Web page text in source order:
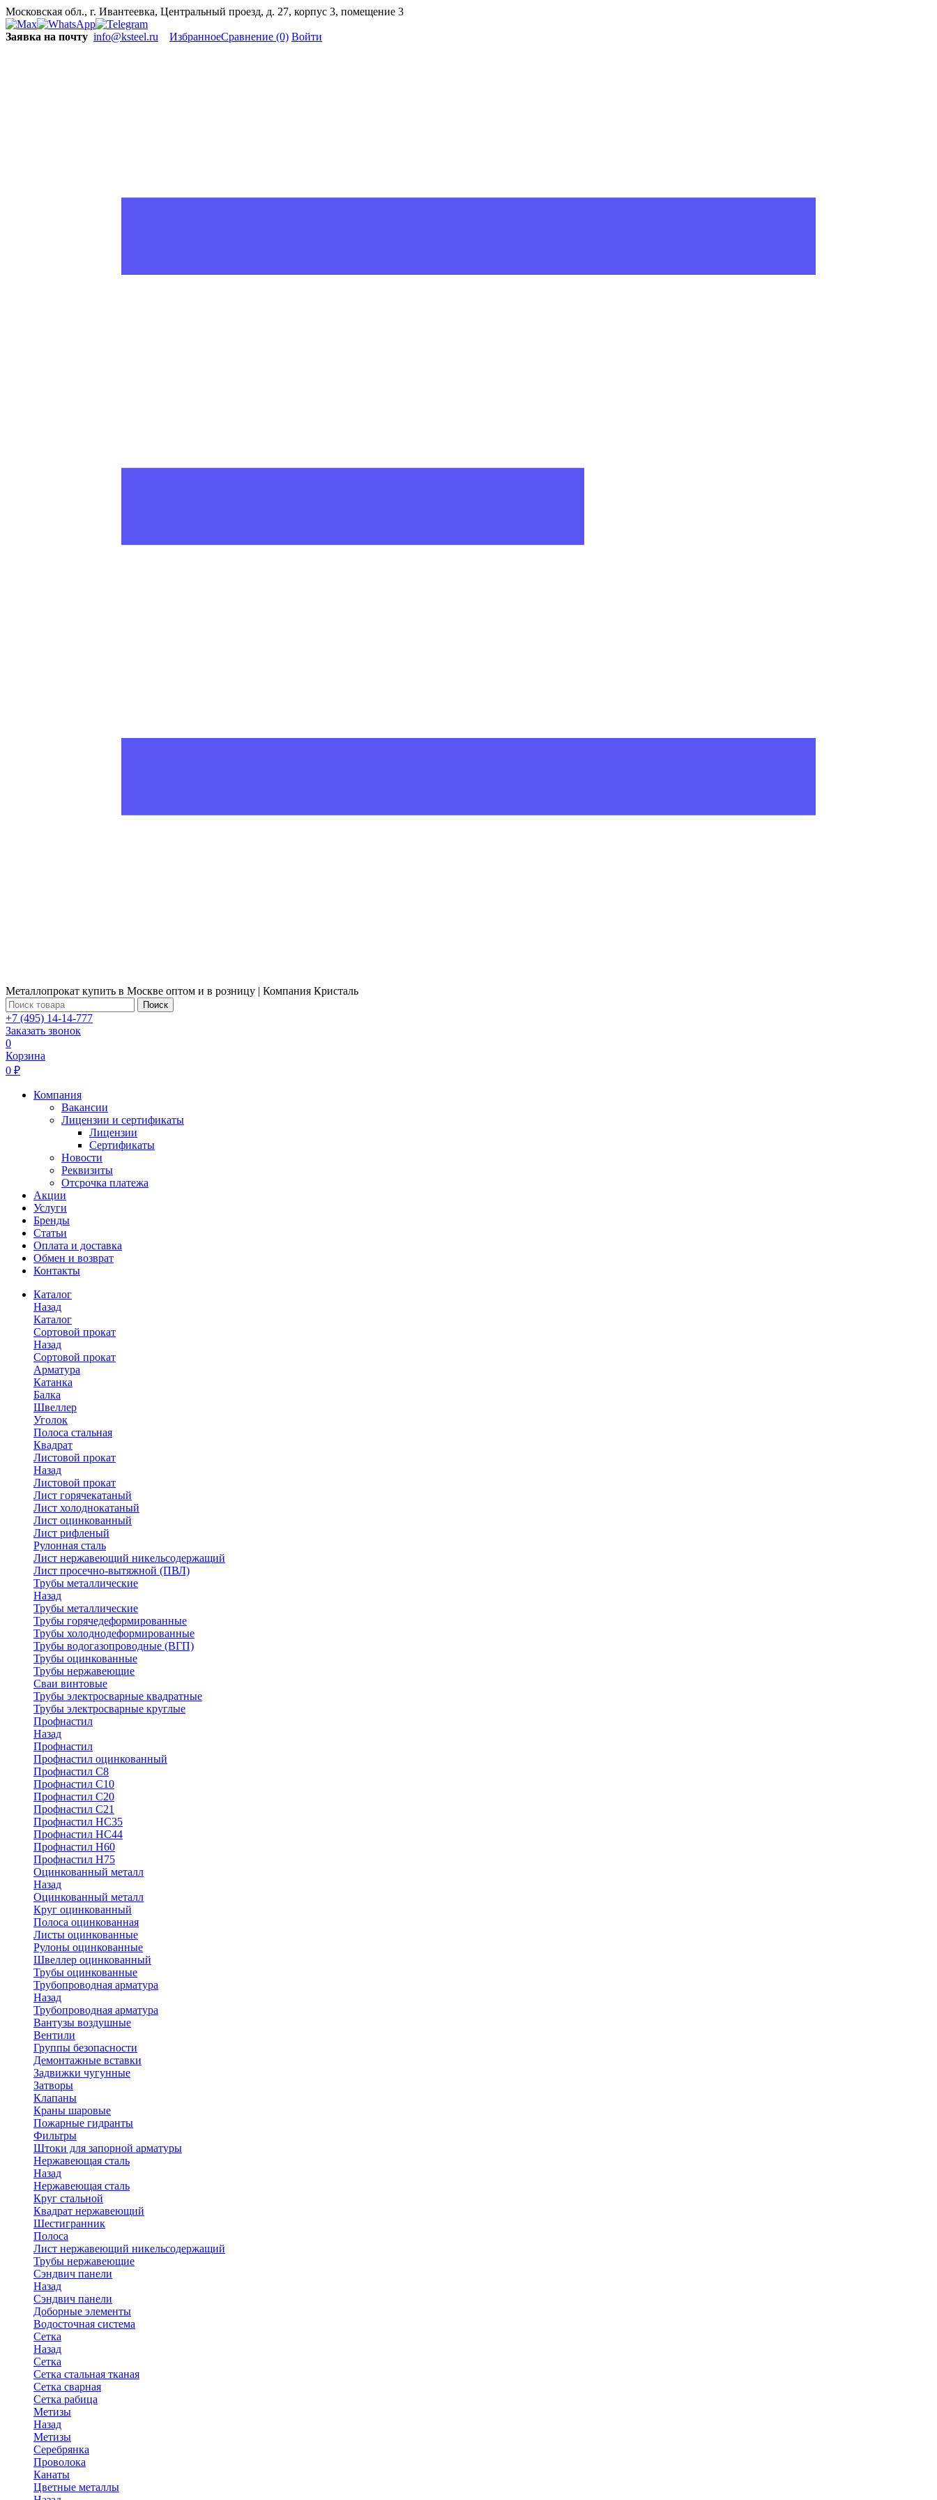
Московская обл., г. Ивантеевка, Центральный проезд, д. 27, корпус 3, помещение 3
Заявка на почту info@ksteel.ru ИзбранноеСравнение (0) Войти
Металлопрокат купить в Москве оптом и в розницу | Компания Кристаль
Поиск
+7 (495) 14-14-777
Заказать звонок
0
Корзина
0 ₽
Компания
Вакансии
Лицензии и сертификаты
Лицензии
Сертификаты
Новости
Реквизиты
Отсрочка платежа
Акции
Услуги
Бренды
Статьи
Оплата и доставка
Обмен и возврат
Контакты
Каталог
Назад
Каталог
Сортовой прокат
Назад
Сортовой прокат
Арматура
Катанка
Балка
Швеллер
Уголок
Полоса стальная
Квадрат
Листовой прокат
Назад
Листовой прокат
Лист горячекатаный
Лист холоднокатаный
Лист оцинкованный
Лист рифленый
Рулонная сталь
Лист нержавеющий никельсодержащий
Лист просечно-вытяжной (ПВЛ)
Трубы металлические
Назад
Трубы металлические
Трубы горячедеформированные
Трубы холоднодеформированные
Трубы водогазопроводные (ВГП)
Трубы оцинкованные
Трубы нержавеющие
Сваи винтовые
Трубы электросварные квадратные
Трубы электросварные круглые
Профнастил
Назад
Профнастил
Профнастил оцинкованный
Профнастил С8
Профнастил С10
Профнастил С20
Профнастил С21
Профнастил НС35
Профнастил НС44
Профнастил Н60
Профнастил Н75
Оцинкованный металл
Назад
Оцинкованный металл
Круг оцинкованный
Полоса оцинкованная
Листы оцинкованные
Рулоны оцинкованные
Швеллер оцинкованный
Трубы оцинкованные
Трубопроводная арматура
Назад
Трубопроводная арматура
Вантузы воздушные
Вентили
Группы безопасности
Демонтажные вставки
Задвижки чугунные
Затворы
Клапаны
Краны шаровые
Пожарные гидранты
Фильтры
Штоки для запорной арматуры
Нержавеющая сталь
Назад
Нержавеющая сталь
Круг стальной
Квадрат нержавеющий
Шестигранник
Полоса
Лист нержавеющий никельсодержащий
Трубы нержавеющие
Сэндвич панели
Назад
Сэндвич панели
Доборные элементы
Водосточная система
Сетка
Назад
Сетка
Сетка стальная тканая
Сетка сварная
Сетка рабица
Метизы
Назад
Метизы
Серебрянка
Проволока
Канаты
Цветные металлы